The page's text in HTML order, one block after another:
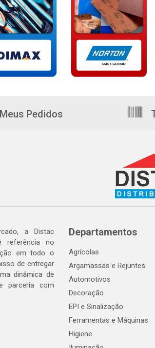
Meus Pedidos
a Distac
referência no
em todo o
de entregar
dinâmica de
parceria com
Departamentos
Agrícolas
Argamassas e Rejuntes
Automotivos
Decoração
EPI e Sinalização
Ferramentas e Máquinas
Higiene